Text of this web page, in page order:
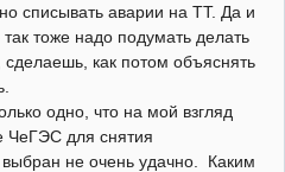
списывать аварии на ТТ. Да и
тоже надо подумать делать
сделаешь, как потом объяснять
одно, что на мой взгляд
ЧеГЭС для снятия
выбран не очень удачно. Каким